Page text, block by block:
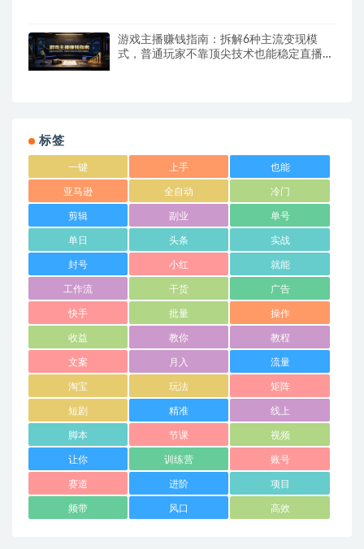
游戏主播赚钱指南：拆解6种主流变现模
式，普通玩家不靠顶尖技术也能稳定直播增
标签
一键 上手 也能
亚马逊 全自动 冷门
剪辑 副业 单号
单日 头条 实战
封号 小红 就能
工作流 干货 广告
快手 批量 操作
收益 教你 教程
文案 月入 流量
淘宝 玩法 矩阵
短剧 精准 线上
脚本 节课 视频
让你 训练营 账号
赛道 进阶 项目
频带 风口 高效